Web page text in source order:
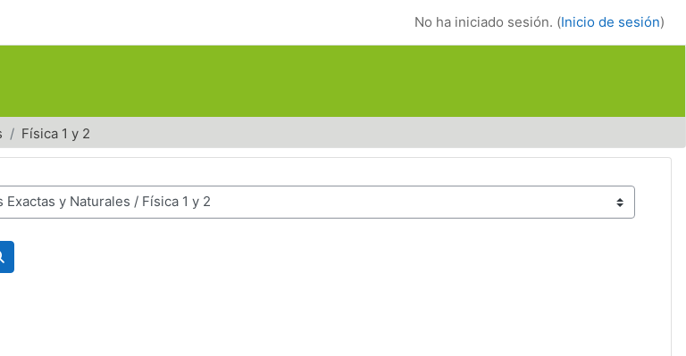
No ha iniciado sesión. (Inicio de sesión)
Física 1 y 2
cursos